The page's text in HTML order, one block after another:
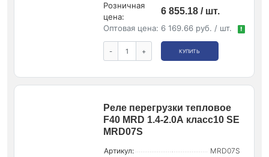
Розничная
цена:
6 855.18 / шт.
Оптовая цена: 6 169.66 руб. / шт. !
- + КУПИТЬ
Реле перегрузки тепловое
F40 MRD 1.4-2.0А класс10 SE
MRD07S
Артикул:
MRD07S